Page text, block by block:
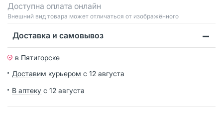
Доступна оплата онлайн
Bнешний вид товара может отличаться от изображённого
Доставка и самовывоз
в Пятигорске
Доставим курьером с 12 августа
В аптеку с 12 августа